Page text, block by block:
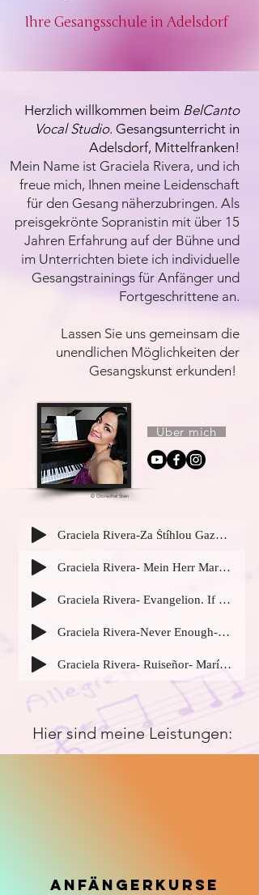
Ihre Gesangsschule in Adelsdorf
Herzlich willkommen beim BelCanto
Vocal Studio. Gesangsunterricht in
Adelsdorf, Mittelfranken!
Mein Name ist Graciela Rivera, und ich
freue mich, Ihnen meine Leidenschaft
für den Gesang näherzubringen. Als
preisgekrönte Sopranistin mit über 15
Jahren Erfahrung auf der Bühne und
im Unterrichten biete ich individuelle
Gesangstrainings für Anfänger und
Fortgeschrittene an.
Lassen Sie uns gemeinsam die
unendlichen Möglichkeiten der
Gesangskunst erkunden! ​
Über mich
© Gloredhel Stein
Graciela Rivera-Za Štíhlou Gazelou- Armida- Karlsbader Symphoniker
Graciela Rivera- Mein Herr Marquis- Die Fledermaus- J. Strauss
Graciela Rivera- Evangelion. If I can't be yours-Shirō Sagisu
Graciela Rivera-Never Enough-Benj Pasek and Justin Paul
Graciela Rivera- Ruiseñor- María Grever
Hier sind meine Leistungen:
ANFÄNGERKURSE